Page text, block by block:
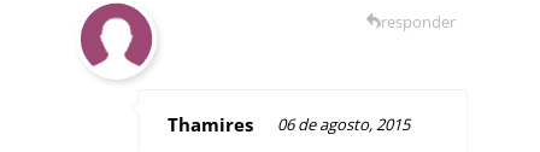
Thamires
06 de agosto, 2015
responder